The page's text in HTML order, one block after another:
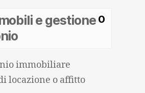
0
e gestione
immobiliare
locazione o affitto